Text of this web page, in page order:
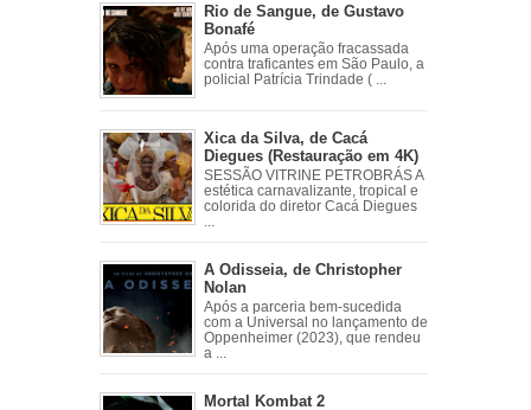
Rio de Sangue, de Gustavo
Bonafé
Após uma operação fracassada
contra traficantes em São Paulo, a
policial Patrícia Trindade ( ...
Xica da Silva, de Cacá
Diegues (Restauração em 4K)
SESSÃO VITRINE PETROBRÁS A
estética carnavalizante, tropical e
colorida do diretor Cacá Diegues
A Odisseia, de Christopher
Nolan
Após a parceria bem-sucedida
com a Universal no lançamento de
Oppenheimer (2023), que rendeu
a ...
Mortal Kombat 2